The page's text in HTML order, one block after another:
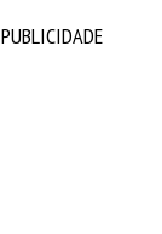
PUBLICIDADE